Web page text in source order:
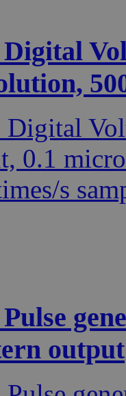
output